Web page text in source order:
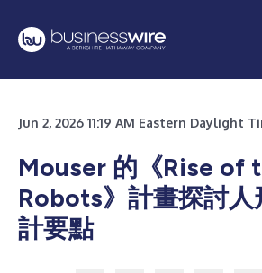
Jun 2, 2026 11:19 AM Eastern Daylight
Mouser 的《Rise of
Robots》計畫探討人
計要點